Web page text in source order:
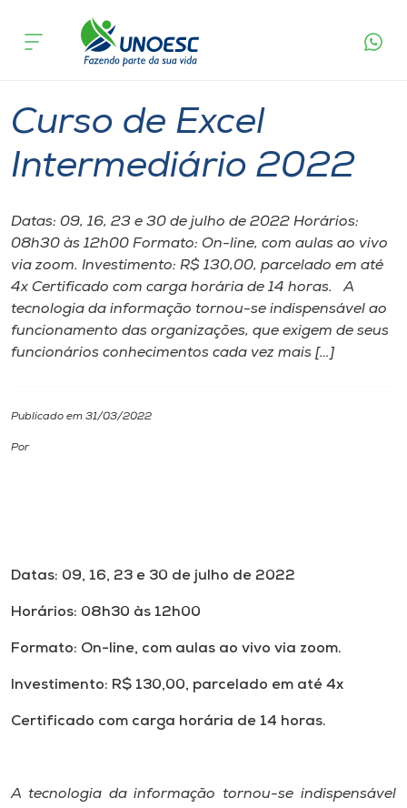
Cursos
Pesquisa
Portal de Ensino
A
I.nova
CPA
Editora
Curso de Excel
Intermediário 2022
Datas: 09, 16, 23 e 30 de julho de 2022 Horários:
08h30 às 12h00 Formato: On-line, com aulas ao vivo
via zoom. Investimento: R$ 130,00, parcelado em até
4x Certificado com carga horária de 14 horas. A
tecnologia da informação tornou-se indispensável ao
funcionamento das organizações, que exigem de seus
funcionários conhecimentos cada vez mais […]
Publicado em 31/03/2022
Por
Datas: 09, 16, 23 e 30 de julho de 2022
Horários: 08h30 às 12h00
Formato: On-line, com aulas ao vivo via zoom.
Investimento: R$ 130,00, parcelado em até 4x
Certificado com carga horária de 14 horas.
A tecnologia da informação tornou-se indispensável